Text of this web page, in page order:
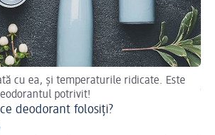
cu ea, și temperaturile ridicate. Este
potrivit!
deodorant folosiți?